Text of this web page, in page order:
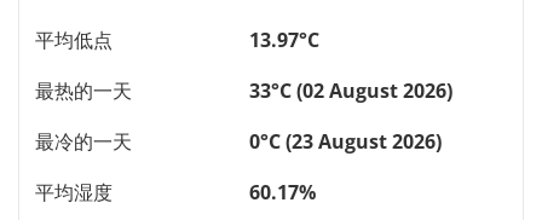
平均低点
13.97°C
最热的一天
33°C (02 August 2026)
最冷的一天
0°C (23 August 2026)
平均湿度
60.17%